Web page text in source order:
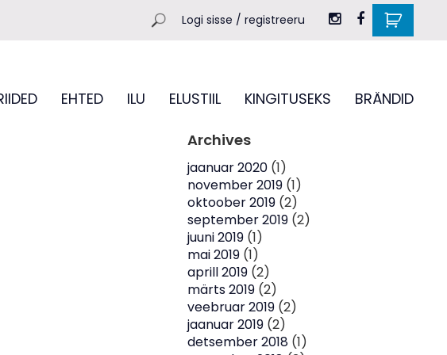
Logi sisse / registreeru
EHTED ILU ELUSTIIL KINGITUSEKS BRÄNDID
Archives
jaanuar 2020 (1)
november 2019 (1)
oktoober 2019 (2)
september 2019 (2)
juuni 2019 (1)
mai 2019 (1)
aprill 2019 (2)
märts 2019 (2)
veebruar 2019 (2)
jaanuar 2019 (2)
detsember 2018 (1)